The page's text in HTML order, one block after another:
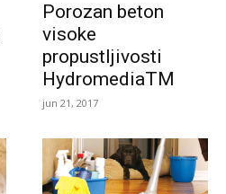
Porozan beton
visoke
propustljivosti
HydromediaTM
jun 21, 2017